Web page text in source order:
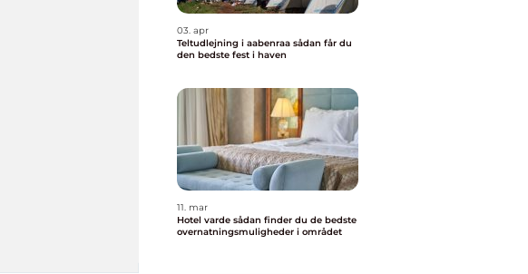
03. apr
Teltudlejning i aabenraa sådan får du
den bedste fest i haven
11. mar
Hotel varde sådan finder du de bedste
overnatningsmuligheder i området